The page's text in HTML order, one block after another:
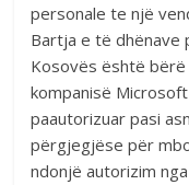
personale te një
Bartja e të
Kosovës është
kompanisë
paautorizuar pasi
përgjegjëse për
ndonjë autorizim